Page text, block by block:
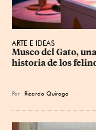
ARTE E IDEAS
Museo del Gato,
historia de los
Por Ricardo Quiroga